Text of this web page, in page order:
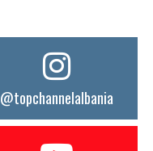
@topchannelalbania